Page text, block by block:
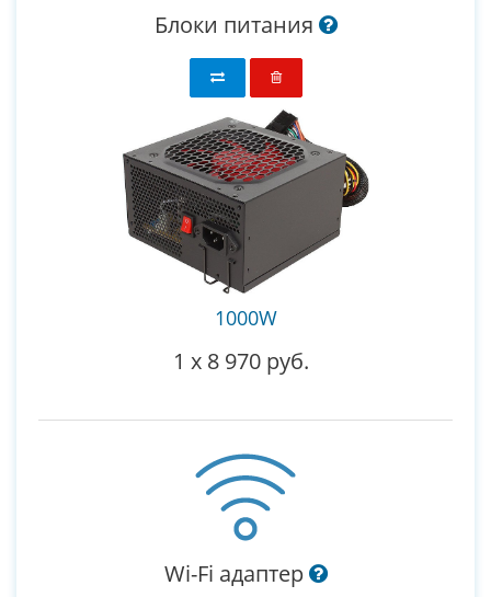
Блоки питания
1000W
1 x 8 970 руб.
Wi-Fi адаптер